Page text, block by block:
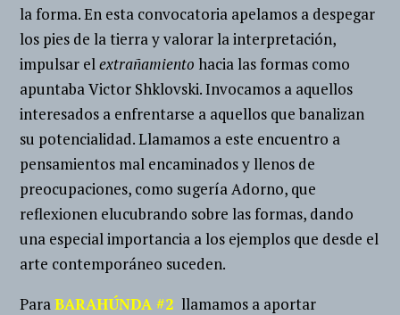
la forma.En esta convocatoria apelamos a despegar
los pies de la tierra y valorar la interpretación,
impulsar elextrañamiento hacia las formas como
apuntaba Victor Shklovski. Invocamos a aquellos
interesados a enfrentarse a aquellos que banalizan
su potencialidad. Llamamos a este encuentro a
pensamientos mal encaminados y llenos de
preocupaciones, como sugería Adorno, que
reflexionen elucubrando sobre las formas, dando
una especial importancia a los ejemplos que desde el
arte contemporáneo suceden.
ParaBARAHÚNDA #2 llamamos a aportar